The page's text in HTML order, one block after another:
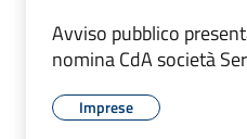
Avviso pubblico
nomina CdA società
Imprese